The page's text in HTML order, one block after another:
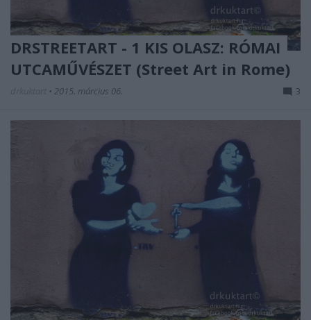
DRSTREETART - 1 KIS OLASZ: RÓMAI
UTCAMŰVÉSZET (Street Art in Rome)
• 2015. március 06. 3